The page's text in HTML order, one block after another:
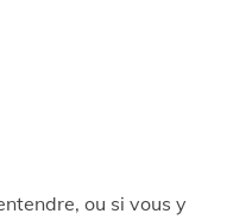
ou si vous y